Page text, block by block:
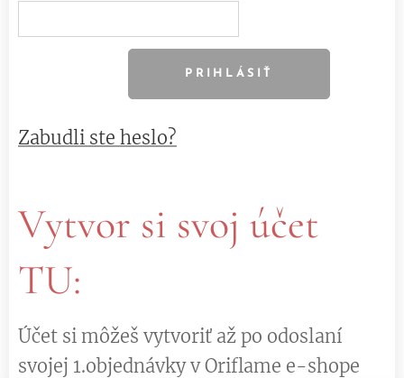
PRIHLÁSIŤ
Zabudli ste heslo?
Vytvor si svoj účet
TU:
Účet si môžeš vytvoriť až po odoslaní
svojej 1.objednávky v Oriflame e-shope